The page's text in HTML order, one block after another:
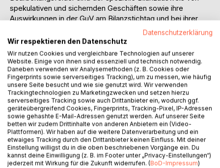
spekulativen und sichernden Geschäften sowie ihre
Auswirkungen in der GuV am Bilanzstichtag und bei ihrer
Auflösung. Im Zusammenhang mit Swaps soll dabei
Problematik unterschiedlicher Bewertungsmethoden
diskutiert werden. Da schwebende Geschäfte
grundsätzlich nicht in der Bilanz erscheinen, ist es ferner
notwendig die gesetzlichen Erfordernisse für die
Offenlegung der entstehenden Risiken im Rahmen der
Anhang- und Lageberichterstattung zu untersuchen.
Ergänzt werden diese Ausführungen durch die Betrachtung
freiwilliger Zusatzangaben, wie sie im Bereich der Banken
üblich sind. Abschließend soll der Blick auch auf
internationale Entwicklungen in Bezug auf die Bilanzierung
und Bewertung von Finanzderivaten gerichtet werden.
Dabei stehen insbesondere die US-amerikanischen
Regelungen im Vordergrund. Im Resümee soll auf den
Datenschutzerklärung
Wir respektieren den Datenschutz
Wir nutzen Cookies und vergleichbare Technologien auf unserer
Website. Einige von ihnen sind essenziell und technisch notwendig.
Daneben verwenden wir Analysemethoden (z. B. Cookies oder
Fingerprints sowie serverseitiges Tracking), um zu messen, wie häufig
unsere Seite besucht und wie sie genutzt wird. Wir verwenden
Trackingtechnologien zu Marketingzwecken und setzen hierzu
serverseitiges Tracking sowie auch Drittanbieter ein, wodurch ggf.
geräteübergreifend Cookies, Fingerprints, Tracking-Pixel, IP-Adressen
sowie gehashte E-Mail-Adressen genutzt werden. Auf unserer Seite
betten wir zudem Drittinhalte von anderen Anbietern ein (Video-
Plattformen). Wir haben auf die weitere Datenverarbeitung und ein
etwaiges Tracking durch den Drittanbieter keinen Einfluss. Mit deiner
Einstellung willigst du in die oben beschriebenen Vorgänge ein. Du
kannst deine Einwilligung (z. B. im Footer unter „Privacy-Einstellungen“)
jederzeit mit Wirkung für die Zukunft widerrufen. (BoD-Impressum)